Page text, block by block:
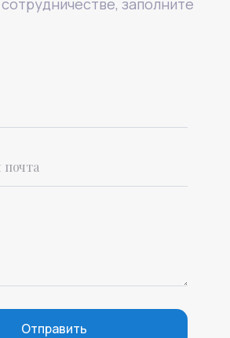
заполните
Отправить